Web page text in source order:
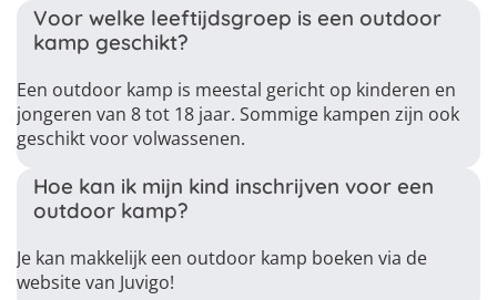
Voor welke leeftijdsgroep is een outdoor
kamp geschikt?
Een outdoor kamp is meestal gericht op kinderen en
jongeren van 8 tot 18 jaar. Sommige kampen zijn ook
geschikt voor volwassenen.
Hoe kan ik mijn kind inschrijven voor een
outdoor kamp?
Je kan makkelijk een outdoor kamp boeken via de
website van Juvigo!